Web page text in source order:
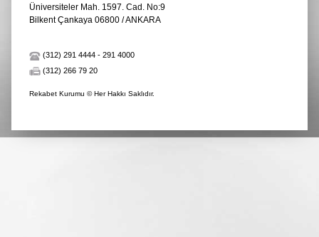
Üniversiteler Mah. 1597. Cad. No:9
Bilkent Çankaya 06800 / ANKARA
(312) 291 4444 - 291 4000
(312) 266 79 20
Rekabet Kurumu © Her Hakkı Saklıdır.